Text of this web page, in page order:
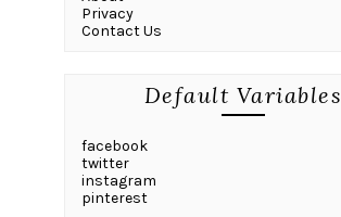
Privacy
Contact Us
Default Variables
facebook
twitter
instagram
pinterest